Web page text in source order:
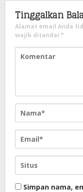
Tinggalkan
Alamat email Anda
wajib ditandai *
Simpan nama,